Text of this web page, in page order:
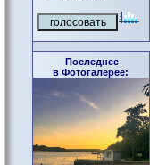
Последнее
в Фотогалерее: